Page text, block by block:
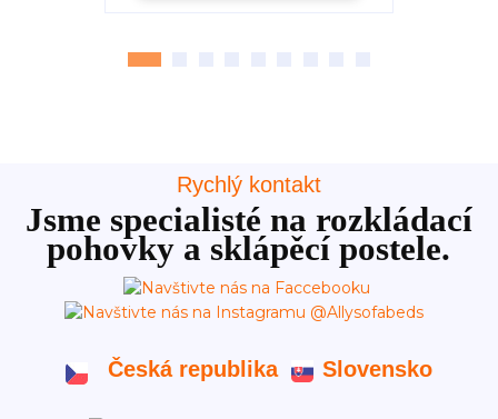
Rychlý kontakt
Jsme specialisté na rozkládací
pohovky a sklápěcí postele.
Česká republika Slovensko